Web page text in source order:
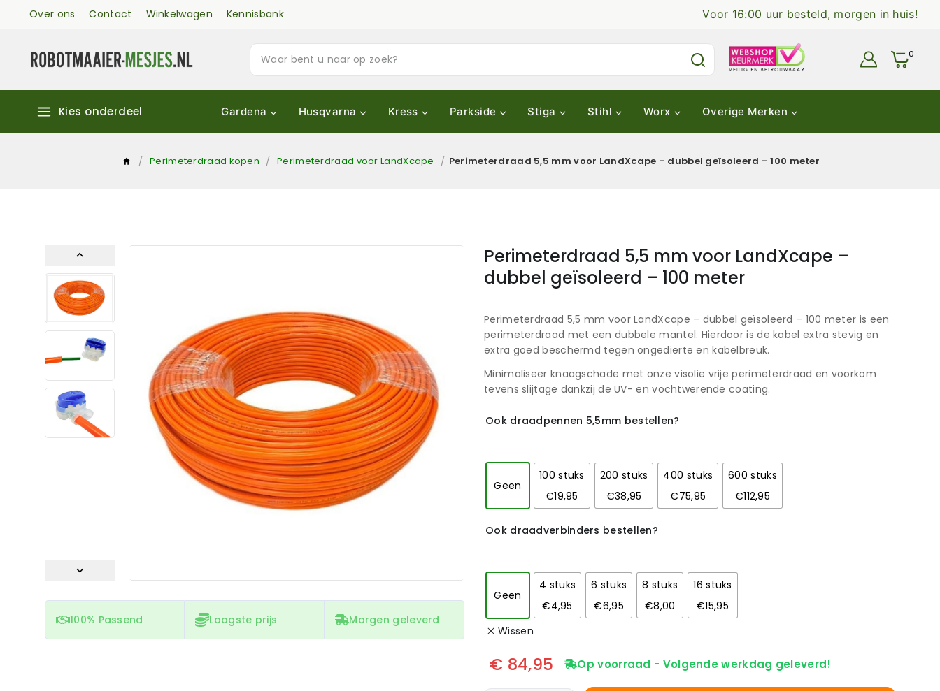
Over ons Contact Winkelwagen Kennisbank Voor 16:00 uur besteld, morgen in huis!
0
Kies onderdeel Gardena Husqvarna Kress Parkside Stiga Stihl Worx Overige Merken
/ Perimeterdraad kopen / Perimeterdraad voor LandXcape / Perimeterdraad 5,5 mm voor LandXcape – dubbel geïsoleerd – 100 meter
100% Passend Laagste prijs Morgen geleverd
Perimeterdraad 5,5 mm voor LandXcape –
dubbel geïsoleerd – 100 meter
Perimeterdraad 5,5 mm voor LandXcape – dubbel geïsoleerd – 100 meter is een
perimeterdraad met een dubbele mantel. Hierdoor is de kabel extra stevig en
extra goed beschermd tegen ongedierte en kabelbreuk.
Minimaliseer knaagschade met onze visolie vrije perimeterdraad en voorkom
tevens slijtage dankzij de UV- en vochtwerende coating.
Ook draadpennen 5,5mm bestellen?
Geen
100 stuks
€19,95
200 stuks
€38,95
400 stuks
€75,95
600 stuks
€112,95
Ook draadverbinders bestellen?
Geen
4 stuks
€4,95
6 stuks
€6,95
8 stuks
€8,00
16 stuks
€15,95
Wissen
€ 84,95 Op voorraad - Volgende werkdag geleverd!